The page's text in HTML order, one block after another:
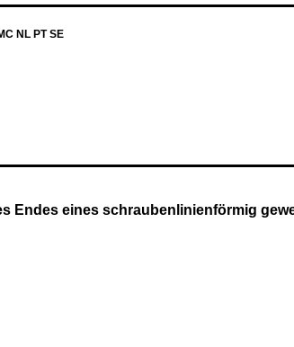
NL PT SE
Endes eines schraubenlinienförmig